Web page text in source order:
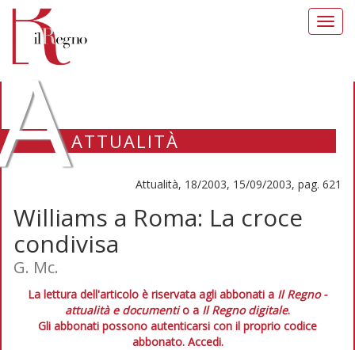
ATTUALITÀ
Attualità, 18/2003, 15/09/2003, pag. 621
Williams a Roma: La croce
condivisa
G. Mc.
La lettura dell'articolo è riservata agli abbonati a Il Regno -
attualità e documentio a Il Regno digitale.
Gli abbonati possono autenticarsi con il proprio codice
abbonato. Accedi.